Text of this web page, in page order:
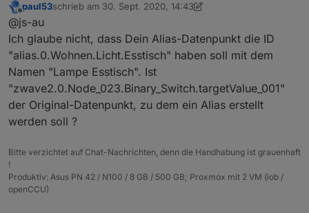
function
else {
     var obj = {};
     obj.
type = 'state' ;
     obj.common = getObject(idSrc).common;
     obj.common.alias = {};
if(idRd) {
         obj.common.alias.id.
read = idRd;
         obj.common.
read = true ;
     }
// Original-Datenpunkt
// Optional: Status-Datenpunkt, wenn Kommando
// Bei Nicht-Verwendung Leerstring '' zuweisen
const idRead = '';
// Alias-Datenpunkt
const idAlias = 'Wohnen.Licht.Esstisch';
var typeAlias, read, write, nameAlias, role,
// Folgende kommentieren, wenn keine
desc = 'per Script erstellt';
// read = "val < 20 ? true : false"; //
// write = "val ? 'Ein' : 'Aus'";
Offline
paul53schrieb am 30. Sept. 2020, 14:43
zuletzt editiert von paul53
@js-au
Ich glaube nicht, dass Dein Alias-Datenpunkt die ID
"alias.0.Wohnen.Licht.Esstisch" haben soll mit dem
Namen "Lampe Esstisch". Ist
"zwave2.0.Node_023.Binary_Switch.targetValue_001"
der Original-Datenpunkt, zu dem ein Alias erstellt
werden soll ?
Bitte verzichtet auf Chat-Nachrichten, denn die Handhabung ist grauenhaft
!
Produktiv: Asus PN 42 / N100 / 8 GB / 500 GB; Proxmox mit 2 VM (iob /
openCCU)